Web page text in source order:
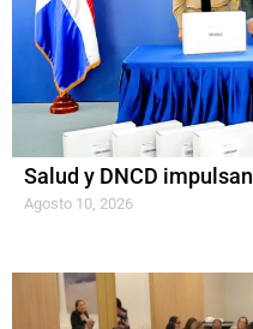
Salud y DNCD
Agosto 10, 2026